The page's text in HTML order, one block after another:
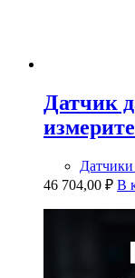
Датчик
46 704,00 ₽ В